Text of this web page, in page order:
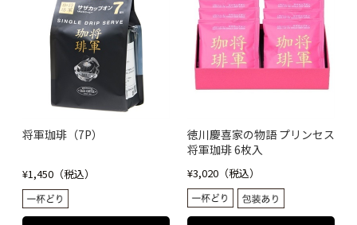
将軍珈琲（7P）
¥1,450（税込）
徳川慶喜家の物語 プリンセス
将軍珈琲 6枚入
¥3,020（税込）